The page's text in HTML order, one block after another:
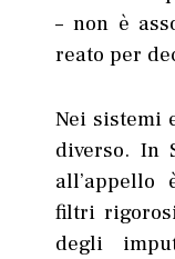
– non è
reato per
Nei sistemi
diverso. In
filtri
degli